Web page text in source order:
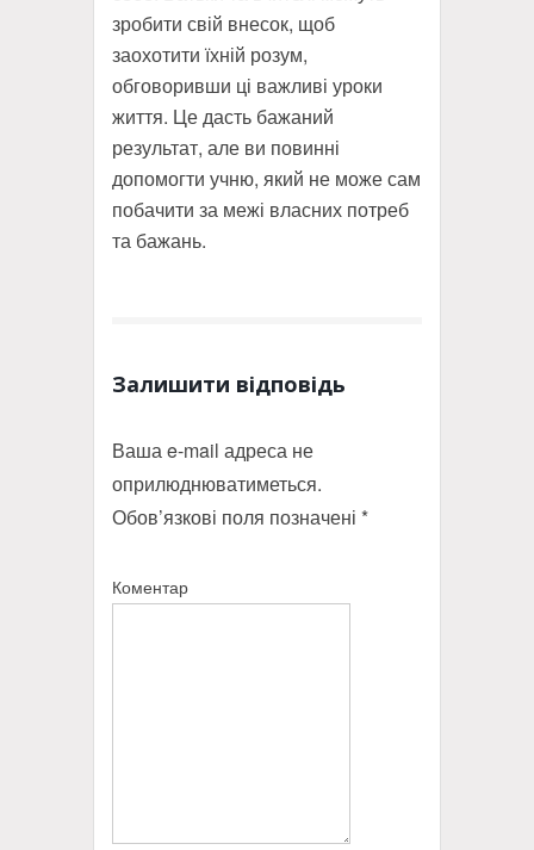
зробити свій внесок, щоб
заохотити їхній розум,
обговоривши ці важливі уроки
життя. Це дасть бажаний
результат, але ви повинні
допомогти учню, який не може сам
побачити за межі власних потреб
та бажань.
Залишити відповідь
Ваша e-mail адреса не
оприлюднюватиметься.
Обов’язкові поля позначені *
Коментар